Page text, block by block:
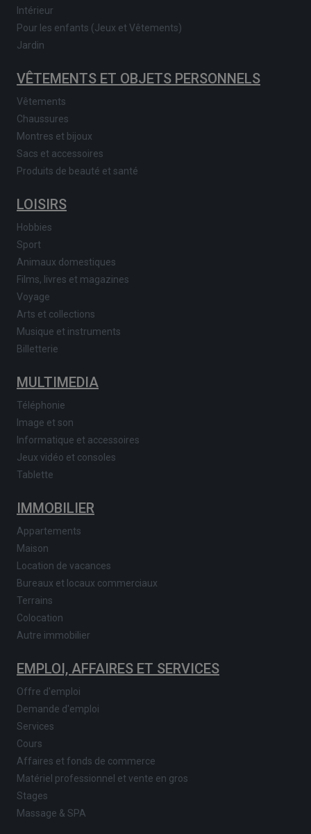
Intérieur
Pour les enfants (Jeux et Vêtements)
Jardin
VÊTEMENTS ET OBJETS PERSONNELS
Vêtements
Chaussures
Montres et bijoux
Sacs et accessoires
Produits de beauté et santé
LOISIRS
Hobbies
Sport
Animaux domestiques
Films, livres et magazines
Voyage
Arts et collections
Musique et instruments
Billetterie
MULTIMEDIA
Téléphonie
Image et son
Informatique et accessoires
Jeux vidéo et consoles
Tablette
IMMOBILIER
Appartements
Maison
Location de vacances
Bureaux et locaux commerciaux
Terrains
Colocation
Autre immobilier
EMPLOI, AFFAIRES ET SERVICES
Offre d'emploi
Demande d'emploi
Services
Cours
Affaires et fonds de commerce
Matériel professionnel et vente en gros
Stages
Massage & SPA